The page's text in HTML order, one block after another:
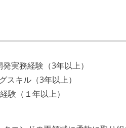
実務経験（3年以上）
キル（3年以上）
験（１年以上）